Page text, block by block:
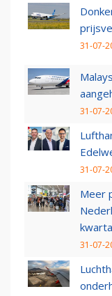
31-07-
31-07-
31-07-
Meer
31-07-